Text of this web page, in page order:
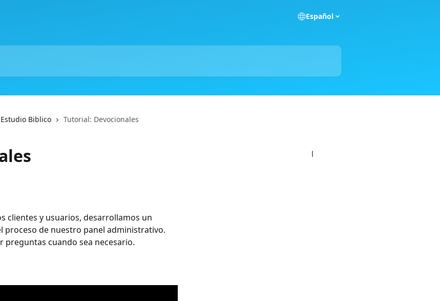
Español
Biblico Tutorial: Devocionales
clientes y usuarios, desarrollamos un
de nuestro panel administrativo.
preguntas cuando sea necesario.